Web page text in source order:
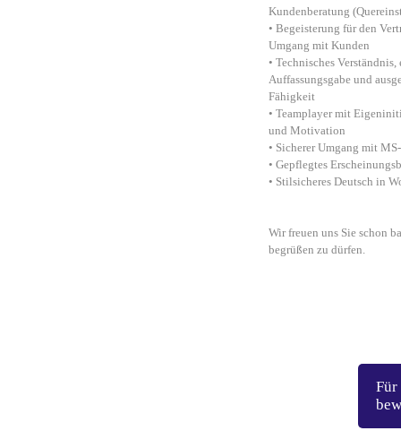
Kundenberatung
• Begeisterung für den
Umgang mit Kunden
• Technisches
Auffassungsgabe und
Fähigkeit
• Teamplayer mit
und Motivation
• Sicherer Umgang mit
• Gepflegtes
• Stilsicheres Deutsch in
Wir freuen uns Sie schon
begrüßen zu dürfen.
Für